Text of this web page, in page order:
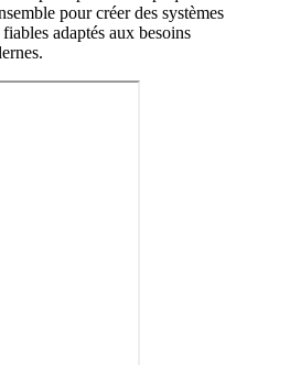
pour créer des systèmes
adaptés aux besoins